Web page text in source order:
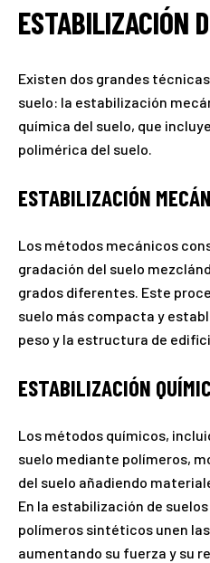
ESTABILIZACIÓN
Existen dos grandes
suelo: la estabilización
química del suelo, que
polimérica del suelo.
ESTABILIZACIÓN
Los métodos mecánicos
gradación del suelo
grados diferentes. Este
suelo más compacta y
peso y la estructura de
ESTABILIZACIÓN
Los métodos químicos,
suelo mediante polímeros,
del suelo añadiendo
En la estabilización de
polímeros sintéticos unen
aumentando su fuerza y su